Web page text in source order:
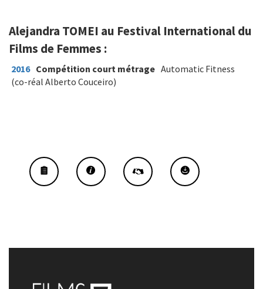
Alejandra TOMEI au Festival International du
Films de Femmes :
2016 Compétition court métrage Automatic Fitness
(co-réal Alberto Couceiro)